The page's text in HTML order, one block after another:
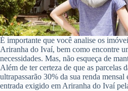
É importante que você analise os
Ariranha do Ivaí, bem como encontre
necessidades. Mas, não esqueça de
Além de ter certeza de que as parcelas
ultrapassarão 30% da sua renda
entrada exigido em Ariranha do Ivaí